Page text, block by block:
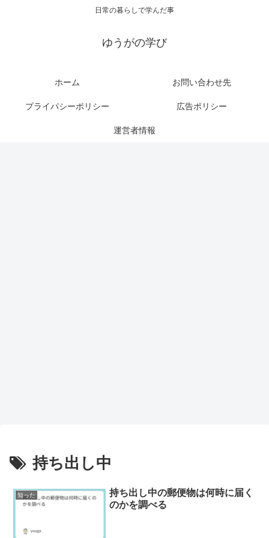
日常の暮らしで学んだ事
ゆうがの学び
ホーム お問い合わせ先
プライパシーポリシー 広告ポリシー
運営者情報
持ち出し中
知った
持ち出し中の郵便物は何時に届く
のかを調べる